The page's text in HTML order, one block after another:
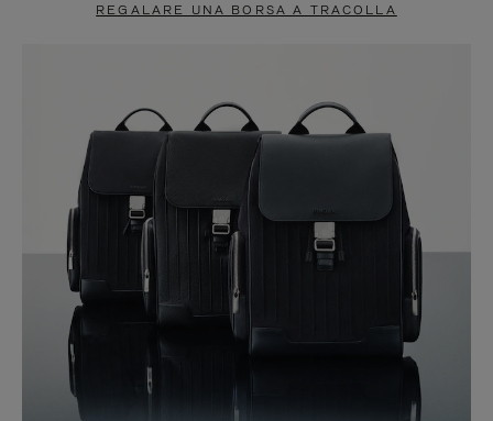
REGALARE UNA BORSA A TRACOLLA